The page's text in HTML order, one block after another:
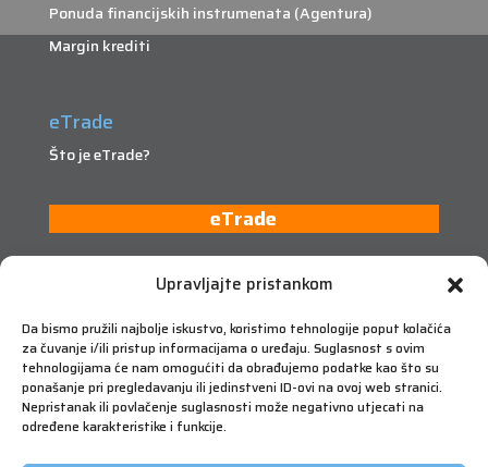
Upravljajte pristankom
Da bismo pružili najbolje iskustvo, koristimo tehnologije poput kolačića
za čuvanje i/ili pristup informacijama o uređaju. Suglasnost s ovim
tehnologijama će nam omogućiti da obrađujemo podatke kao što su
ponašanje pri pregledavanju ili jedinstveni ID-ovi na ovoj web stranici.
Nepristanak ili povlačenje suglasnosti može negativno utjecati na
određene karakteristike i funkcije.
Ponuda financijskih instrumenata (Agentura)
Margin krediti
eTrade
Što je eTrade?
eTrade